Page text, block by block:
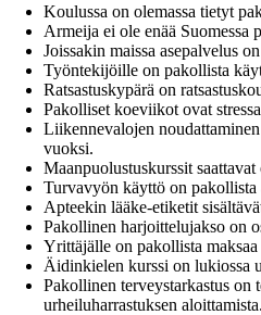
Koulussa on olemassa tietyt
Armeija ei ole enää Suomessa
Joissakin maissa asepalvelus
Työntekijöille on pakollista
Ratsastuskypärä on
Pakolliset koeviikot ovat
Liikennevalojen
vuoksi.
Maanpuolustuskurssit
Turvavyön käyttö on pakollista
Apteekin lääke-etiketit
Pakollinen harjoittelujakso on
Yrittäjälle on pakollista
Äidinkielen kurssi on lukiossa
Pakollinen terveystarkastus on
urheiluharrastuksen aloittamista.